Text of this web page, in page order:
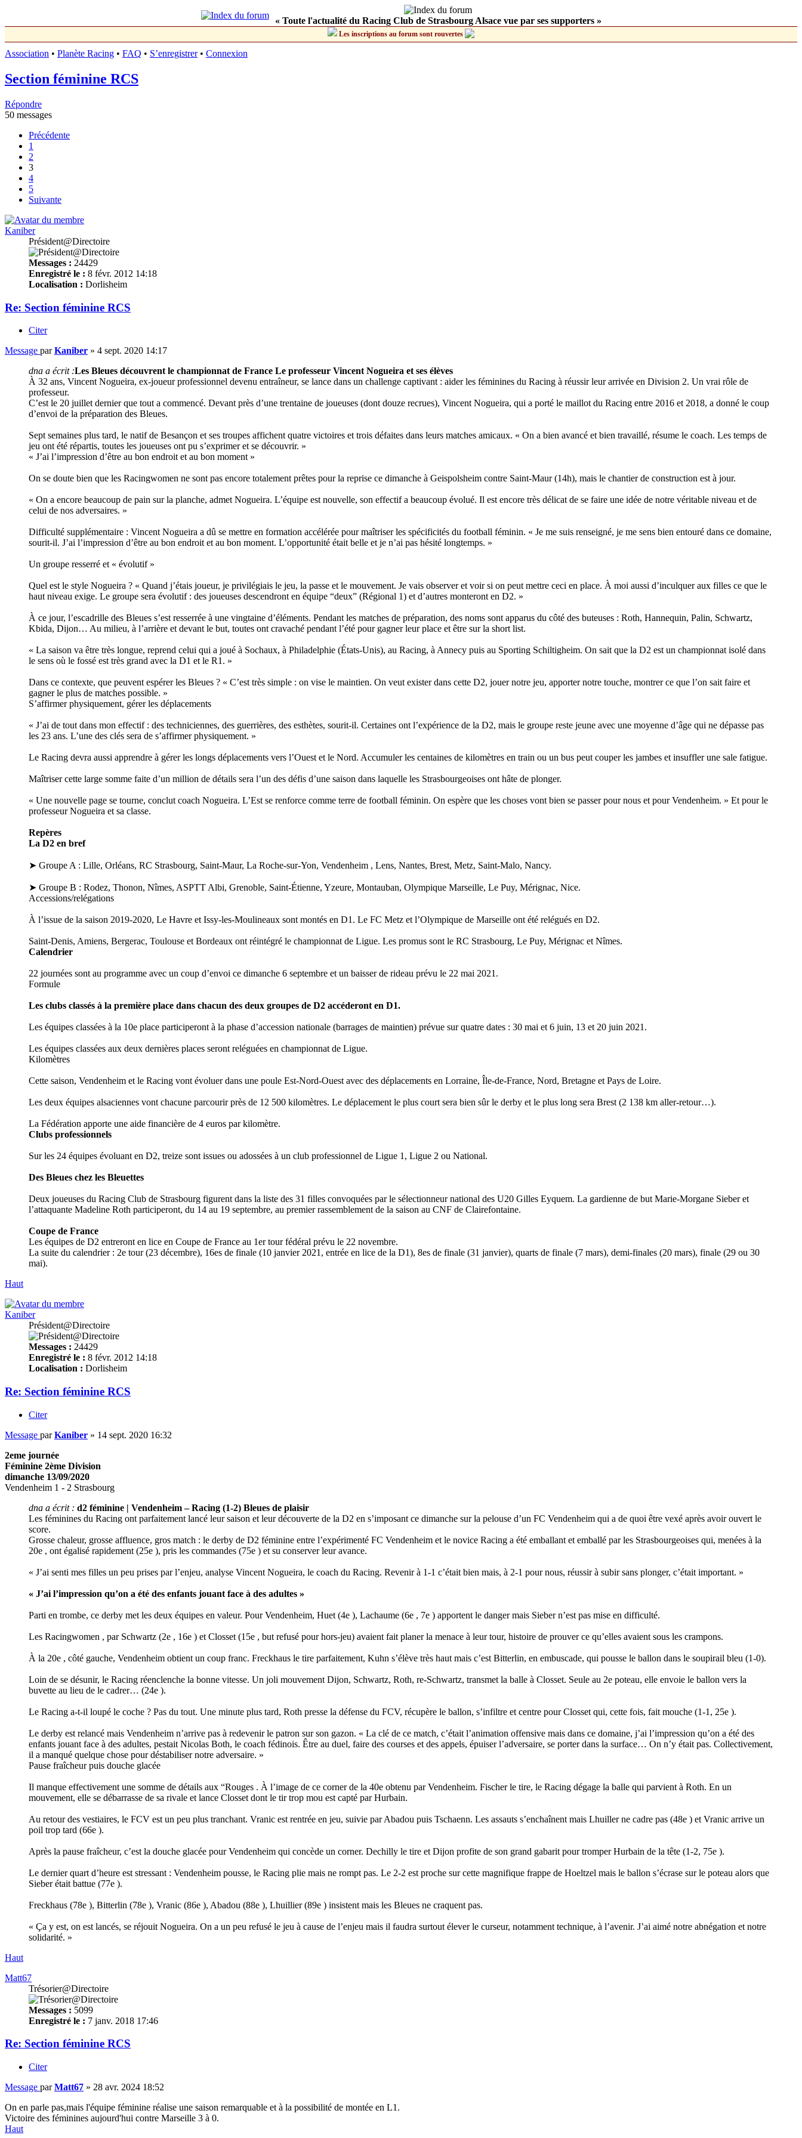
« Toute l'actualité du Racing Club de Strasbourg Alsace vue par ses supporters »
Les inscriptions au forum sont rouvertes
Association • Planète Racing • FAQ • S’enregistrer• Connexion
Section féminine RCS
Répondre
50 messages
Précédente
1
2
3
4
5
Suivante
Kaniber
Président@Directoire
Messages : 24429
Enregistré le : 8 févr. 2012 14:18
Localisation : Dorlisheim
Re: Section féminine RCS
Citer
Message parKaniber » 4 sept. 2020 14:17
dna a écrit :Les Bleues découvrent le championnat de France Le professeur Vincent Nogueira et ses élèves
À 32 ans, Vincent Nogueira, ex-joueur professionnel devenu entraîneur, se lance dans un challenge captivant : aider les féminines du Racing à réussir leur arrivée en Division 2. Un vrai rôle de
professeur.
C’est le 20 juillet dernier que tout a commencé. Devant près d’une trentaine de joueuses (dont douze recrues), Vincent Nogueira, qui a porté le maillot du Racing entre 2016 et 2018, a donné le coup
d’envoi de la préparation des Bleues.
Sept semaines plus tard, le natif de Besançon et ses troupes affichent quatre victoires et trois défaites dans leurs matches amicaux. « On a bien avancé et bien travaillé, résume le coach. Les temps de
jeu ont été répartis, toutes les joueuses ont pu s’exprimer et se découvrir. »
« J’ai l’impression d’être au bon endroit et au bon moment »
On se doute bien que les Racingwomen ne sont pas encore totalement prêtes pour la reprise ce dimanche à Geispolsheim contre Saint-Maur (14h), mais le chantier de construction est à jour.
« On a encore beaucoup de pain sur la planche, admet Nogueira. L’équipe est nouvelle, son effectif a beaucoup évolué. Il est encore très délicat de se faire une idée de notre véritable niveau et de
celui de nos adversaires. »
Difficulté supplémentaire : Vincent Nogueira a dû se mettre en formation accélérée pour maîtriser les spécificités du football féminin. « Je me suis renseigné, je me sens bien entouré dans ce domaine,
sourit-il. J’ai l’impression d’être au bon endroit et au bon moment. L’opportunité était belle et je n’ai pas hésité longtemps. »
Un groupe resserré et « évolutif »
Quel est le style Nogueira ? « Quand j’étais joueur, je privilégiais le jeu, la passe et le mouvement. Je vais observer et voir si on peut mettre ceci en place. À moi aussi d’inculquer aux filles ce que le
haut niveau exige. Le groupe sera évolutif : des joueuses descendront en équipe “deux” (Régional 1) et d’autres monteront en D2. »
À ce jour, l’escadrille des Bleues s’est resserrée à une vingtaine d’éléments. Pendant les matches de préparation, des noms sont apparus du côté des buteuses : Roth, Hannequin, Palin, Schwartz,
Kbida, Dijon… Au milieu, à l’arrière et devant le but, toutes ont cravaché pendant l’été pour gagner leur place et être sur la short list.
« La saison va être très longue, reprend celui qui a joué à Sochaux, à Philadelphie (États-Unis), au Racing, à Annecy puis au Sporting Schiltigheim. On sait que la D2 est un championnat isolé dans
le sens où le fossé est très grand avec la D1 et le R1. »
Dans ce contexte, que peuvent espérer les Bleues ? « C’est très simple : on vise le maintien. On veut exister dans cette D2, jouer notre jeu, apporter notre touche, montrer ce que l’on sait faire et
gagner le plus de matches possible. »
S’affirmer physiquement, gérer les déplacements
« J’ai de tout dans mon effectif : des techniciennes, des guerrières, des esthètes, sourit-il. Certaines ont l’expérience de la D2, mais le groupe reste jeune avec une moyenne d’âge qui ne dépasse pas
les 23 ans. L’une des clés sera de s’affirmer physiquement. »
Le Racing devra aussi apprendre à gérer les longs déplacements vers l’Ouest et le Nord. Accumuler les centaines de kilomètres en train ou un bus peut couper les jambes et insuffler une sale fatigue.
Maîtriser cette large somme faite d’un million de détails sera l’un des défis d’une saison dans laquelle les Strasbourgeoises ont hâte de plonger.
« Une nouvelle page se tourne, conclut coach Nogueira. L’Est se renforce comme terre de football féminin. On espère que les choses vont bien se passer pour nous et pour Vendenheim. » Et pour le
professeur Nogueira et sa classe.
Repères
La D2 en bref
➤ Groupe A : Lille, Orléans, RC Strasbourg, Saint-Maur, La Roche-sur-Yon, Vendenheim , Lens, Nantes, Brest, Metz, Saint-Malo, Nancy.
➤ Groupe B : Rodez, Thonon, Nîmes, ASPTT Albi, Grenoble, Saint-Étienne, Yzeure, Montauban, Olympique Marseille, Le Puy, Mérignac, Nice.
Accessions/relégations
À l’issue de la saison 2019-2020, Le Havre et Issy-les-Moulineaux sont montés en D1. Le FC Metz et l’Olympique de Marseille ont été relégués en D2.
Saint-Denis, Amiens, Bergerac, Toulouse et Bordeaux ont réintégré le championnat de Ligue. Les promus sont le RC Strasbourg, Le Puy, Mérignac et Nîmes.
Calendrier
22 journées sont au programme avec un coup d’envoi ce dimanche 6 septembre et un baisser de rideau prévu le 22 mai 2021.
Formule
Les clubs classés à la première place dans chacun des deux groupes de D2 accéderont en D1.
Les équipes classées à la 10e place participeront à la phase d’accession nationale (barrages de maintien) prévue sur quatre dates : 30 mai et 6 juin, 13 et 20 juin 2021.
Les équipes classées aux deux dernières places seront reléguées en championnat de Ligue.
Kilomètres
Cette saison, Vendenheim et le Racing vont évoluer dans une poule Est-Nord-Ouest avec des déplacements en Lorraine, Île-de-France, Nord, Bretagne et Pays de Loire.
Les deux équipes alsaciennes vont chacune parcourir près de 12 500 kilomètres. Le déplacement le plus court sera bien sûr le derby et le plus long sera Brest (2 138 km aller-retour…).
La Fédération apporte une aide financière de 4 euros par kilomètre.
Clubs professionnels
Sur les 24 équipes évoluant en D2, treize sont issues ou adossées à un club professionnel de Ligue 1, Ligue 2 ou National.
Des Bleues chez les Bleuettes
Deux joueuses du Racing Club de Strasbourg figurent dans la liste des 31 filles convoquées par le sélectionneur national des U20 Gilles Eyquem. La gardienne de but Marie-Morgane Sieber et
l’attaquante Madeline Roth participeront, du 14 au 19 septembre, au premier rassemblement de la saison au CNF de Clairefontaine.
Coupe de France
Les équipes de D2 entreront en lice en Coupe de France au 1er tour fédéral prévu le 22 novembre.
La suite du calendrier : 2e tour (23 décembre), 16es de finale (10 janvier 2021, entrée en lice de la D1), 8es de finale (31 janvier), quarts de finale (7 mars), demi-finales (20 mars), finale (29 ou 30
mai).
Haut
Kaniber
Président@Directoire
Messages : 24429
Enregistré le : 8 févr. 2012 14:18
Localisation : Dorlisheim
Re: Section féminine RCS
Citer
Message parKaniber » 14 sept. 2020 16:32
2eme journée
Féminine 2ème Division
dimanche 13/09/2020
Vendenheim 1 - 2 Strasbourg
dna a écrit : d2 féminine | Vendenheim – Racing (1-2) Bleues de plaisir
Les féminines du Racing ont parfaitement lancé leur saison et leur découverte de la D2 en s’imposant ce dimanche sur la pelouse d’un FC Vendenheim qui a de quoi être vexé après avoir ouvert le
score.
Grosse chaleur, grosse affluence, gros match : le derby de D2 féminine entre l’expérimenté FC Vendenheim et le novice Racing a été emballant et emballé par les Strasbourgeoises qui, menées à la
20e , ont égalisé rapidement (25e ), pris les commandes (75e ) et su conserver leur avance.
« J’ai senti mes filles un peu prises par l’enjeu, analyse Vincent Nogueira, le coach du Racing. Revenir à 1-1 c’était bien mais, à 2-1 pour nous, réussir à subir sans plonger, c’était important. »
« J’ai l’impression qu’on a été des enfants jouant face à des adultes »
Parti en trombe, ce derby met les deux équipes en valeur. Pour Vendenheim, Huet (4e ), Lachaume (6e , 7e ) apportent le danger mais Sieber n’est pas mise en difficulté.
Les Racingwomen , par Schwartz (2e , 16e ) et Closset (15e , but refusé pour hors-jeu) avaient fait planer la menace à leur tour, histoire de prouver ce qu’elles avaient sous les crampons.
À la 20e , côté gauche, Vendenheim obtient un coup franc. Freckhaus le tire parfaitement, Kuhn s’élève très haut mais c’est Bitterlin, en embuscade, qui pousse le ballon dans le soupirail bleu (1-0).
Loin de se désunir, le Racing réenclenche la bonne vitesse. Un joli mouvement Dijon, Schwartz, Roth, re-Schwartz, transmet la balle à Closset. Seule au 2e poteau, elle envoie le ballon vers la
buvette au lieu de le cadrer… (24e ).
Le Racing a-t-il loupé le coche ? Pas du tout. Une minute plus tard, Roth presse la défense du FCV, récupère le ballon, s’infiltre et centre pour Closset qui, cette fois, fait mouche (1-1, 25e ).
Le derby est relancé mais Vendenheim n’arrive pas à redevenir le patron sur son gazon. « La clé de ce match, c’était l’animation offensive mais dans ce domaine, j’ai l’impression qu’on a été des
enfants jouant face à des adultes, pestait Nicolas Both, le coach fédinois. Être au duel, faire des courses et des appels, épuiser l’adversaire, se porter dans la surface… On n’y était pas. Collectivement,
il a manqué quelque chose pour déstabiliser notre adversaire. »
Pause fraîcheur puis douche glacée
Il manque effectivement une somme de détails aux “Rouges . À l’image de ce corner de la 40e obtenu par Vendenheim. Fischer le tire, le Racing dégage la balle qui parvient à Roth. En un
mouvement, elle se débarrasse de sa rivale et lance Closset dont le tir trop mou est capté par Hurbain.
Au retour des vestiaires, le FCV est un peu plus tranchant. Vranic est rentrée en jeu, suivie par Abadou puis Tschaenn. Les assauts s’enchaînent mais Lhuiller ne cadre pas (48e ) et Vranic arrive un
poil trop tard (66e ).
Après la pause fraîcheur, c’est la douche glacée pour Vendenheim qui concède un corner. Dechilly le tire et Dijon profite de son grand gabarit pour tromper Hurbain de la tête (1-2, 75e ).
Le dernier quart d’heure est stressant : Vendenheim pousse, le Racing plie mais ne rompt pas. Le 2-2 est proche sur cette magnifique frappe de Hoeltzel mais le ballon s’écrase sur le poteau alors que
Sieber était battue (77e ).
Freckhaus (78e ), Bitterlin (78e ), Vranic (86e ), Abadou (88e ), Lhuillier (89e ) insistent mais les Bleues ne craquent pas.
« Ça y est, on est lancés, se réjouit Nogueira. On a un peu refusé le jeu à cause de l’enjeu mais il faudra surtout élever le curseur, notamment technique, à l’avenir. J’ai aimé notre abnégation et notre
solidarité. »
Haut
Matt67
Trésorier@Directoire
Messages : 5099
Enregistré le : 7 janv. 2018 17:46
Re: Section féminine RCS
Citer
Message parMatt67 » 28 avr. 2024 18:52
On en parle pas,mais l'équipe féminine réalise une saison remarquable et à la possibilité de montée en L1.
Victoire des féminines aujourd'hui contre Marseille 3 à 0.
Haut